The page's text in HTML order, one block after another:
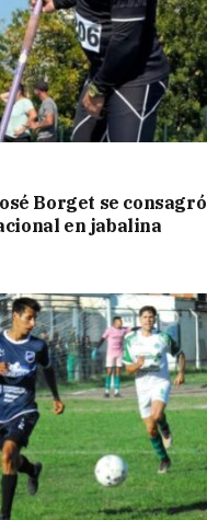
Borget se consagró
en jabalina